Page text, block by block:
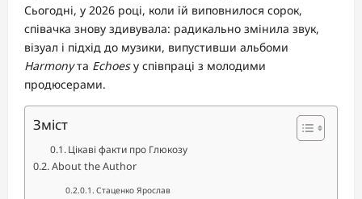
Сьогодні, у 2026 році, коли їй виповнилося сорок,
співачка знову здивувала: радикально змінила звук,
візуал і підхід до музики, випустивши альбоми
Harmonyта Echoesу співпраці з молодими
продюсерами.
Зміст
Цікаві факти про Глюкозу
About the Author
Стаценко Ярослав